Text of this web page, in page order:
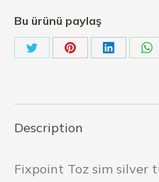
Bu ürünü paylaş
Description
Fixpoint Toz sim silver